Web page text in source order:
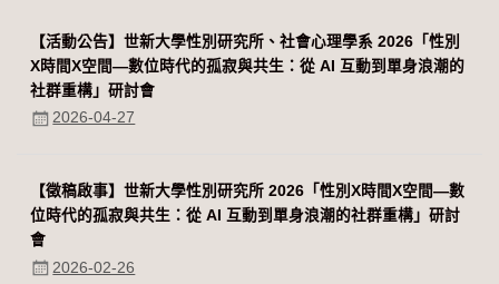
【活動公告】世新大學性別研究所、社會心理學系 2026「性別
Χ時間Χ空間—數位時代的孤寂與共生：從 AI 互動到單身浪潮的
社群重構」研討會
2026-04-27
【徵稿啟事】世新大學性別研究所 2026「性別Χ時間Χ空間—數
位時代的孤寂與共生：從 AI 互動到單身浪潮的社群重構」研討
會
2026-02-26